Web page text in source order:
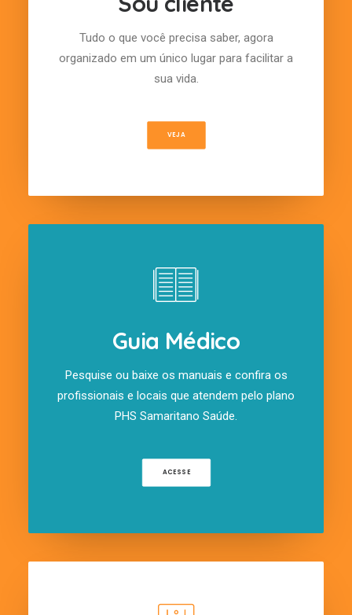
Tudo o que você precisa saber, agora
organizado em um único lugar para facilitar a
sua vida.
VEJA
Guia Médico
Pesquise ou baixe os manuais e confira os
profissionais e locais que atendem pelo plano
PHS Samaritano Saúde.
ACESSE